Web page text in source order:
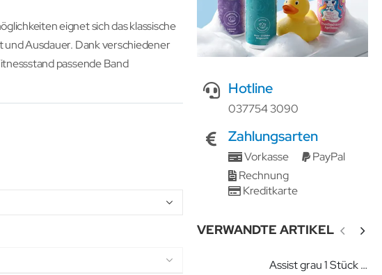
eignet sich das klassische
Ausdauer. Dank verschiedener
passende Band
Hotline
037754 3090
Zahlungsarten
Vorkasse
PayPal
Rechnung
Kreditkarte
VERWANDTE ARTIKEL
Assist grau 1 Stück Trainingshilfe für Übungsband